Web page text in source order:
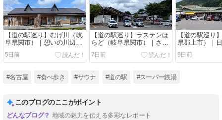
【道の駅巡り】むげ川（岐
阜県関市）｜憩いの川辺と
つるむらさきうどん
5日前
【道の駅巡り】ラステンほ
らど（岐阜県関市）｜さわ
やかなキウイの道の駅
7日前
【道の駅巡り
県郡上市）｜
中、郡上の玄
9日前
#名古屋 #食べ歩き #サウナ #道の駅 #スーパー銭湯
このブログのここがポイント
地域の魅力を伝える多彩なレポート